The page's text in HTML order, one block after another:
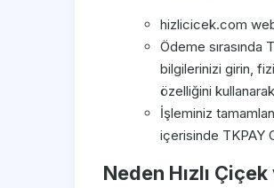
hizlicicek.com web
Ödeme sırasında
bilgilerinizi girin,
özelliğini
İşleminiz
içerisinde TKPAY
Neden Hızlı